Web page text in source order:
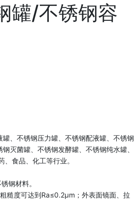
罐/不锈钢容
、不锈钢压力罐、不锈钢配液罐、不锈钢
灭菌罐、不锈钢发酵罐、不锈钢纯水罐、
食品、化工等行业。
钢材料。
糙度可达到Ra≤0.2μm；外表面镜面、拉